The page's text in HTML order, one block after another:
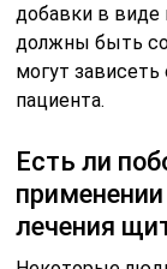
добавки в виде
должны быть
могут зависеть
пациента.
Есть ли
лечения